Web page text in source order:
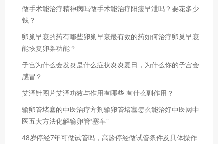
做手术能治疗精神病吗做手术能治疗阳痿早泄吗？要花多少
钱？
卵巢早衰的药有哪些卵巢早衰最有效的药如何治疗卵巢早衰
能恢复卵巢功能？
子宫为什么会发炎是什么症状炎炎夏日，为什么你的子宫会
感冒？
艾泽针图片艾泽功效与作用有哪些 有什么副作用？
输卵管堵塞的中医治疗方剂输卵管堵塞怎么能治好中医网中
医五大方法化解输卵管“塞车”
48岁停经7年可做试管吗，高龄停经做试管条件及具体操作